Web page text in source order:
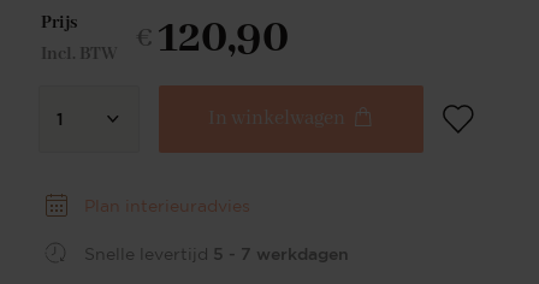
Prijs
Incl. BTW
€ 120,90
1 In winkelwagen
Plan interieuradvies
Snelle levertijd 5 - 7 werkdagen